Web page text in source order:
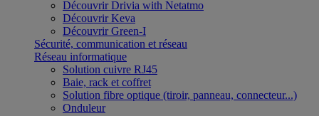
Découvrir Drivia with Netatmo
Découvrir Keva
Découvrir Green-I
Sécurité, communication et réseau
Réseau informatique
Solution cuivre RJ45
Baie, rack et coffret
Solution fibre optique (tiroir, panneau, connecteur...)
Onduleur